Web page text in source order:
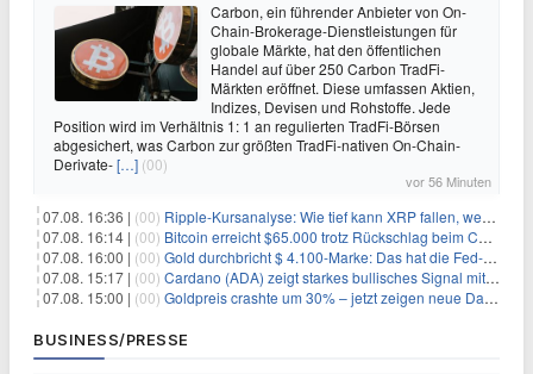
Carbon, ein führender Anbieter von On-
Chain-Brokerage-Dienstleistungen für
globale Märkte, hat den öffentlichen
Handel auf über 250 Carbon TradFi-
Märkten eröffnet. Diese umfassen Aktien,
Indizes, Devisen und Rohstoffe. Jede
Position wird im Verhältnis 1: 1 an regulierten TradFi-Börsen
abgesichert, was Carbon zur größten TradFi-nativen On-Chain-
Derivate-[…] (00)
vor 56 Minuten
07.08. 16:36 | (00) Ripple-Kursanalyse: Wie tief kann XRP fallen, wenn die $1-Unterstützung am Wochenende verloren geht?
07.08. 16:14 | (00) Bitcoin erreicht $65.000 trotz Rückschlag beim CLARITY Act und fehlendem US-Iran-Abkommen
07.08. 16:00 | (00) Gold durchbricht $ 4.100-Marke: Das hat die Fed-Entscheidung ausgelöst
07.08. 15:17 | (00) Cardano (ADA) zeigt starkes bullisches Signal mit Potenzial für 200% Kursanstieg
07.08. 15:00 | (00) Goldpreis crashte um 30% – jetzt zeigen neue Daten: War es berechtigt?
BUSINESS/PRESSE